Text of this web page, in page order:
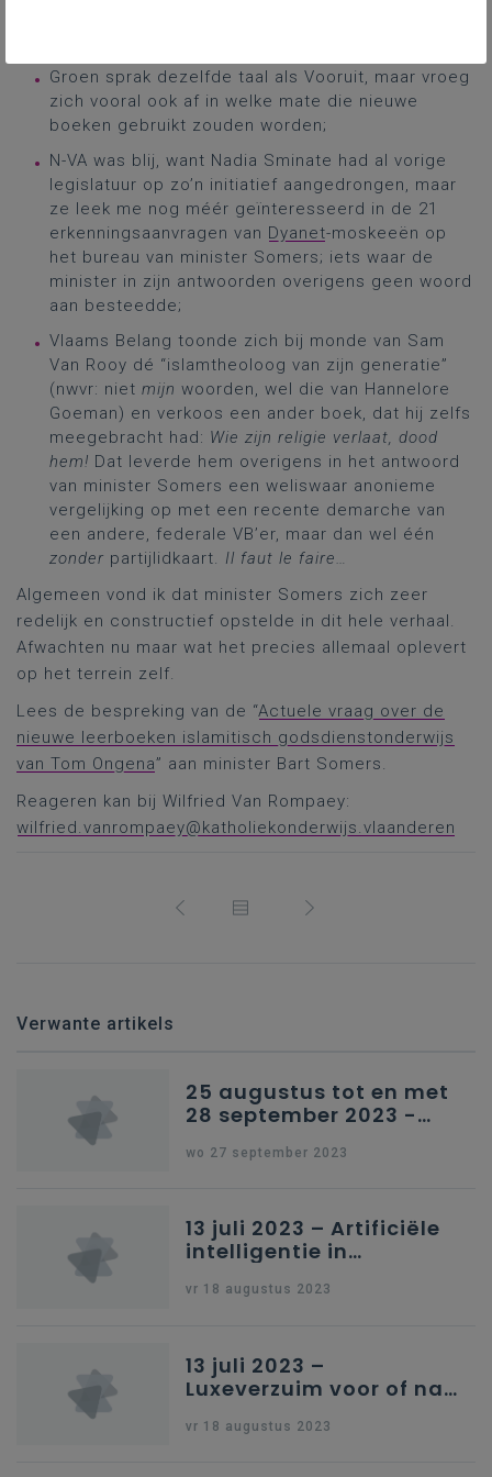
Groen sprak dezelfde taal als Vooruit, maar vroeg
zich vooral ook af in welke mate die nieuwe
boeken gebruikt zouden worden;
N-VA was blij, want Nadia Sminate had al vorige
legislatuur op zo’n initiatief aangedrongen, maar
ze leek me nog méér geïnteresseerd in de 21
erkenningsaanvragen van Dyanet-moskeeën op
het bureau van minister Somers; iets waar de
minister in zijn antwoorden overigens geen woord
aan besteedde;
Vlaams Belang toonde zich bij monde van Sam
Van Rooy dé “islamtheoloog van zijn generatie”
(nwvr: niet mijn woorden, wel die van Hannelore
Goeman) en verkoos een ander boek, dat hij zelfs
meegebracht had: Wie zijn religie verlaat, dood
hem! Dat leverde hem overigens in het antwoord
van minister Somers een weliswaar anonieme
vergelijking op met een recente demarche van
een andere, federale VB’er, maar dan wel één
zonder partijlidkaart. Il faut le faire…
Algemeen vond ik dat minister Somers zich zeer
redelijk en constructief opstelde in dit hele verhaal.
Afwachten nu maar wat het precies allemaal oplevert
op het terrein zelf.
Lees de bespreking van de “Actuele vraag over de
nieuwe leerboeken islamitisch godsdienstonderwijs
van Tom Ongena” aan minister Bart Somers.
Reageren kan bij Wilfried Van Rompaey:
wilfried.vanrompaey@katholiekonderwijs.vlaanderen
Verwante artikels
25 augustus tot en met
28 september 2023 -
wo 27 september 2023
13 juli 2023 – Artificiële
intelligentie in
vr 18 augustus 2023
13 juli 2023 –
Luxeverzuim voor of na
vr 18 augustus 2023